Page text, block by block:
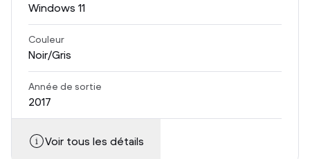
Windows 11
Couleur
Noir/Gris
Année de sortie
2017
Voir tous les détails